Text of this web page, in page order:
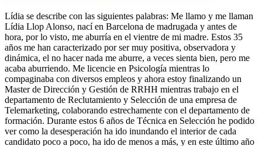
Lídia se describe con las siguientes palabras: Me llamo y me llaman
Lídia Llop Alonso, nací en Barcelona de madrugada y antes de
hora, por lo visto, me aburría en el vientre de mi madre. Estos 35
años me han caracterizado por ser muy positiva, observadora y
dinámica, el no hacer nada me aburre, a veces sienta bien, pero me
acaba aburriendo. Me licencie en Psicología mientras lo
compaginaba con diversos empleos y ahora estoy finalizando un
Master de Dirección y Gestión de RRHH mientras trabajo en el
departamento de Reclutamiento y Selección de una empresa de
Telemarketing, colaborando estrechamente con el departamento de
formación. Durante estos 6 años de Técnica en Selección he podido
ver como la desesperación ha ido inundando el interior de cada
candidato poco a poco, ha ido de menos a más, y en este último año